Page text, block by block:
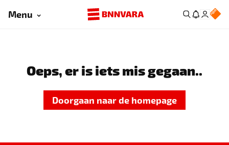
Menu
Oeps, er is iets mis gegaan..
Doorgaan naar de homepage